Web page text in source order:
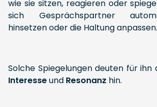
wie sie sitzen, reagieren oder
sich Gesprächspartner
hinsetzen oder die Haltung anpassen.
Solche Spiegelungen deuten für ihn
Interesseund Resonanz hin.